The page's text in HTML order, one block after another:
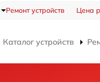
Ремонт устройств Цена
Каталог устройств